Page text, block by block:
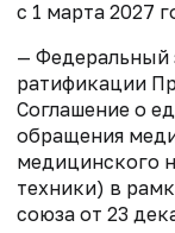
с 1 марта 2027
— Федеральный
ратификации
Соглашение о
обращения
медицинского
техники) в
союза от 23